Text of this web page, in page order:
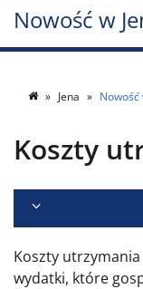
Nowość w
Jena Nowość
Koszty
Koszty
wydatki, które